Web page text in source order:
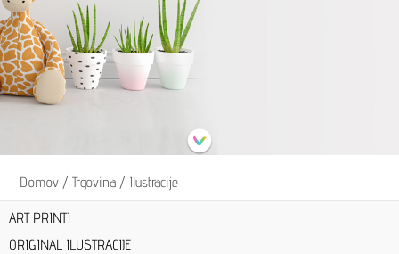
Domov / Trgovina / Ilustracije
ART PRINTI
ORIGINAL ILUSTRACIJE